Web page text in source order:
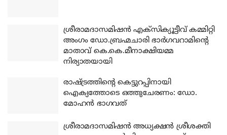
ശ്രീരാമദാസമിഷന്‍ എക്‌സിക്യൂട്ടീവ് കമ്മിറ്റി
അംഗം ഡോ.ബ്രഹ്മചാരി ഭാര്‍ഗവറാമിന്റെ
മാതാവ് കെ.കെ.മീനാക്ഷിയമ്മ
നിര്യാതയായി
രാഷ്ട്രത്തിന്റെ കെട്ടുറപ്പിനായി
ഐക്യത്തോടെ ഒത്തുചേരണം: ഡോ.
മോഹന്‍ ഭാഗവത്
ശ്രീരാമദാസമിഷന്‍ അധ്യക്ഷന്‍ ശ്രീശക്തി